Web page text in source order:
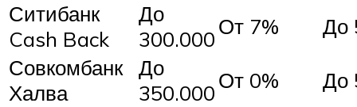
Ситибанк
Cash Back
До
300.000От 7%
До
Совкомбанк
Халва
До
350.000От 0% До